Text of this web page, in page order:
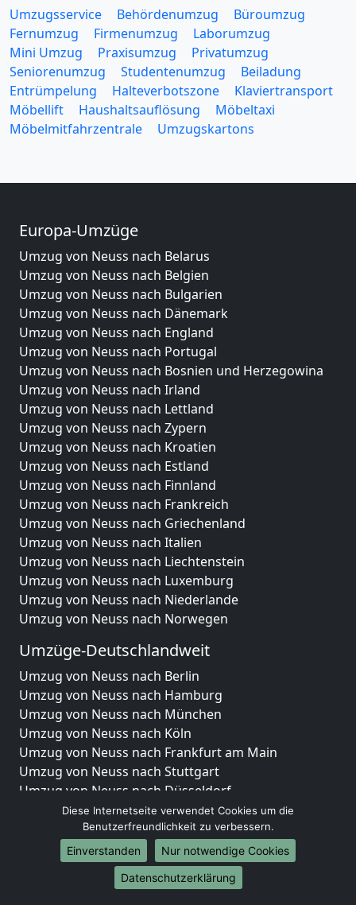
Umzugsservice Behördenumzug
Büroumzug
Fernumzug
Firmenumzug
Laborumzug
Mini Umzug
Praxisumzug
Privatumzug
Seniorenumzug
Studentenumzug
Beiladung
Entrümpelung
Halteverbotszone
Klaviertransport
Möbellift
Haushaltsauflösung
Möbeltaxi
Möbelmitfahrzentrale
Umzugskartons
Europa-Umzüge
Umzug von Neuss nach Belarus
Umzug von Neuss nach Belgien
Umzug von Neuss nach Bulgarien
Umzug von Neuss nach Dänemark
Umzug von Neuss nach England
Umzug von Neuss nach Portugal
Umzug von Neuss nach Bosnien und Herzegowina
Umzug von Neuss nach Irland
Umzug von Neuss nach Lettland
Umzug von Neuss nach Zypern
Umzug von Neuss nach Kroatien
Umzug von Neuss nach Estland
Umzug von Neuss nach Finnland
Umzug von Neuss nach Frankreich
Umzug von Neuss nach Griechenland
Umzug von Neuss nach Italien
Umzug von Neuss nach Liechtenstein
Umzug von Neuss nach Luxemburg
Umzug von Neuss nach Niederlande
Umzug von Neuss nach Norwegen
Umzüge-Deutschlandweit
Umzug von Neuss nach Berlin
Umzug von Neuss nach Hamburg
Umzug von Neuss nach München
Umzug von Neuss nach Köln
Umzug von Neuss nach Frankfurt am Main
Umzug von Neuss nach Stuttgart
Umzug von Neuss nach Düsseldorf
Umzug von Neuss nach Leipzig
Umzug von Neuss nach Dortmund
Umzug von Neuss nach Essen
Umzug von Neuss nach Bremen
Umzug von Neuss nach Dresden
Diese Internetseite verwendet Cookies um die
Benutzerfreundlichkeit zu verbessern.
Einverstanden
Nur notwendige Cookies
Datenschutzerklärung